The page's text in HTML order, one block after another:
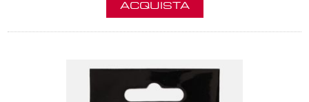
ACQUISTA